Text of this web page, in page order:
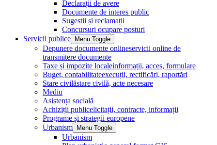
Declarații de avere
Documente de interes public
Sugestii și reclamații
Concursuri ocupare posturi
Servicii publice
Menu Toggle
Depunere documente onlineservicii online de
transmitere documente
Taxe și impozite localeinformații, acces, formulare
Buget, contabilitateexecuții, rectificări, raportări
Stare civilăstare civilă, acte necesare
Mediu
Asistența socială
Achiziții publicelicitații, contracte, informații
Programe și strategii europene
Urbanism
Menu Toggle
Urbanism